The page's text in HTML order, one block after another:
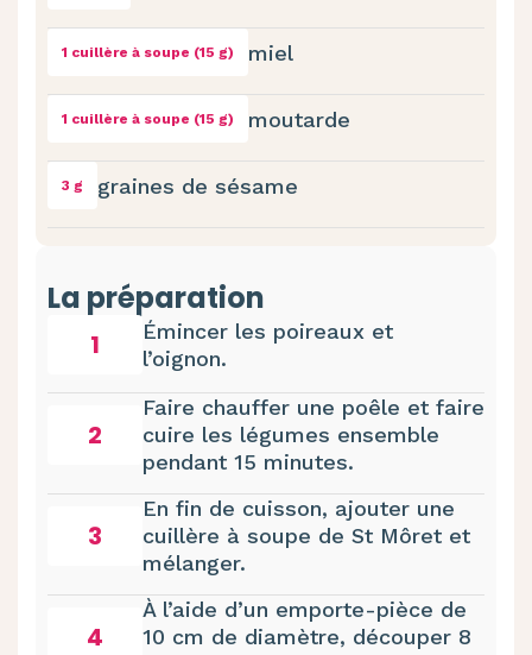
1 cuillère à soupe (15 g) miel
1 cuillère à soupe (15 g) moutarde
3 g graines de sésame
La préparation
1
Émincer les poireaux et
l’oignon.
2
Faire chauffer une poêle et faire
cuire les légumes ensemble
pendant 15 minutes.
3
En fin de cuisson, ajouter une
cuillère à soupe de St Môret et
mélanger.
4
À l’aide d’un emporte-pièce de
10 cm de diamètre, découper 8